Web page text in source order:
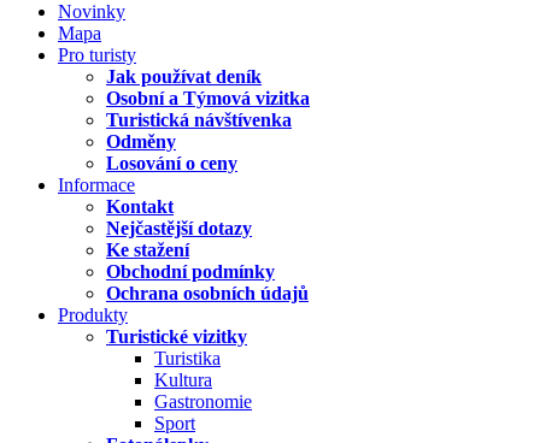
Novinky
Mapa
Pro turisty
Jak používat deník
Osobní a Týmová vizitka
Turistická návštívenka
Odměny
Losování o ceny
Informace
Kontakt
Nejčastější dotazy
Ke stažení
Obchodní podmínky
Ochrana osobních údajů
Produkty
Turistické vizitky
Turistika
Kultura
Gastronomie
Sport